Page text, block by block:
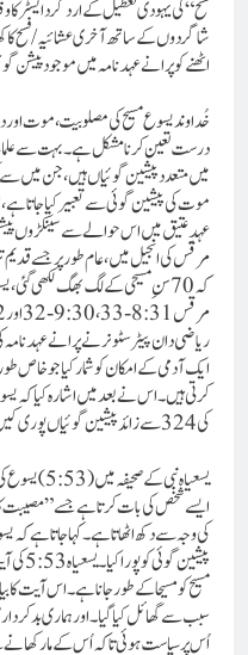
شاگردوں کے ساتھ آخری عشائیہ /فسح کا
اٹھنے کو پرانے عہدنامہ میں موجود پیشن
خُداوند یسوع مسیح کی مصلوبیت ، موت
درست تعین کرنا مشکل ہے۔بہت سے
میں متعدد پیشین گوئیاں ہیں، جن میں
موت کی پیشین گوئی سے تعبیر کیا جاتا
عہدِ عتیق میں اس حوالے سے سینکڑوں
مرقس کی انجیل میں، عام طور پر جسے قدیم
کہ 70 سن ِ مسیحی کے لگ بھگ لکھی
ایک آدمی کے امکان کو شمار کیا جو خاص
کرتی ہیں۔ اس نے بعد میں اشارہ کیا کہ
کی 324 سے زائد پیشین گوئیاں پوری کیں۔
یسعیاہ نبی
ایسے شخص کی بات کرتا ہے جسے ”مصیبت
کی وجہ سے دکھ اٹھاتا ہے۔ کہا جاتا ہے
پیشین
مسیح کو مسیحا کے طور جانا ہے۔اس آیت
سبب سے گھائل کیا گیا۔ اور ہماری
اُس پر سیاست ہوئی تا کہ اُس کے مارکھانے